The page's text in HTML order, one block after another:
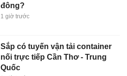
đông?
1 giờ trước
Sắp có tuyến vận tải container
nối trực tiếp Cần Thơ - Trung
Quốc